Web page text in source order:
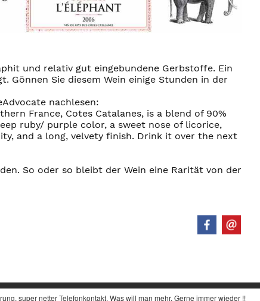
und relativ gut eingebundene Gerbstoffe. Ein
Gönnen Sie diesem Wein einige Stunden in der
nachlesen:
France, Cotes Catalanes, is a blend of 90%
ruby/ purple color, a sweet nose of licorice,
and a long, velvety finish. Drink it over the next
So oder so bleibt der Wein eine Rarität von der